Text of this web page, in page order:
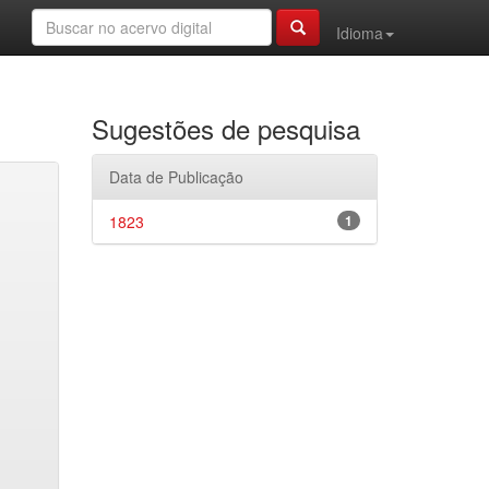
Idioma
Sugestões de pesquisa
Data de Publicação
1
1823